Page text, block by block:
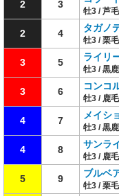
2 3
牡3 / 芦
2 4 タガノ
牡3 / 栗
3 5 ライリ
牡3 / 黒
3 6 コンコ
牡3 / 鹿
4 7 メイシ
牡3 / 黒
4 8 サンラ
牡3 / 鹿
5 9 ブルベ
牡3 / 栗